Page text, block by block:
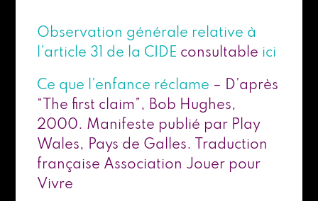
Observation générale relative à
l’article 31 de la CIDE consultable ici
Ce que l’enfance réclame – D’après
“The first claim”, Bob Hughes,
2000. Manifeste publié par Play
Wales, Pays de Galles. Traduction
française Association Jouer pour
Vivre